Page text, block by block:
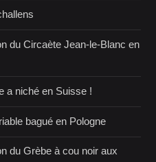
du Circaète Jean-le-Blanc en
a niché en Suisse !
bagué en Pologne
du Grèbe à cou noir aux